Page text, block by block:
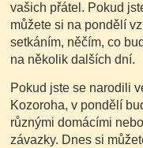
vašich přátel. Pokud
můžete si na pondělí
setkáním, něčím, co
na několik dalších dní.
Pokud jste se narodili
Kozoroha, v pondělí
různými domácími
závazky. Dnes si